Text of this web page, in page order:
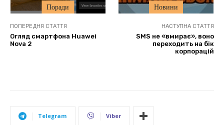
Поради Новини
ПОПЕРЕДНЯ СТАТТЯ
Огляд смартфона Huawei
Nova 2
НАСТУПНА СТАТТЯ
SMS не «вмирає», воно
переходить на бік
корпорацій
Telegram Viber